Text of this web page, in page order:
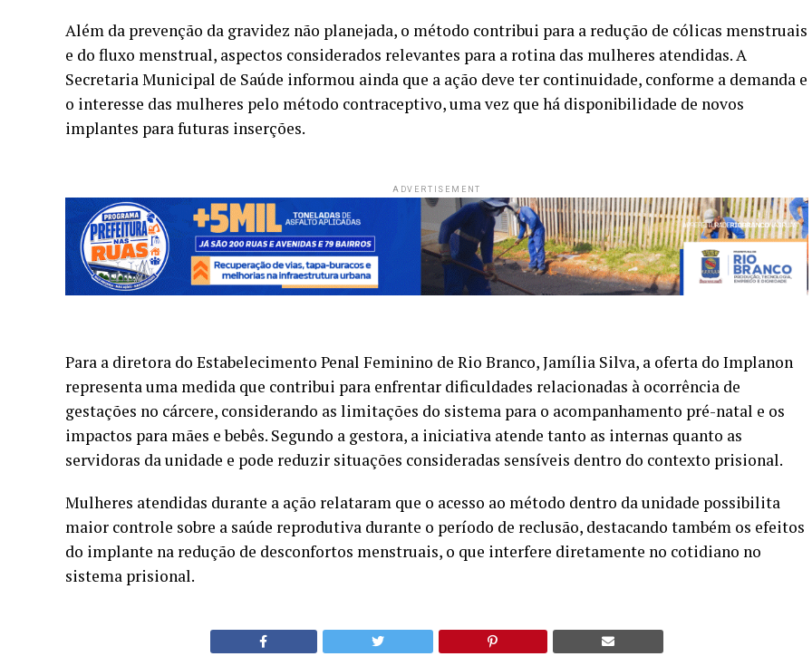
Além da prevenção da gravidez não planejada, o método contribui para a redução de cólicas menstruais
e do fluxo menstrual, aspectos considerados relevantes para a rotina das mulheres atendidas. A
Secretaria Municipal de Saúde informou ainda que a ação deve ter continuidade, conforme a demanda e
o interesse das mulheres pelo método contraceptivo, uma vez que há disponibilidade de novos
implantes para futuras inserções.
ADVERTISEMENT
Para a diretora do Estabelecimento Penal Feminino de Rio Branco, Jamília Silva, a oferta do Implanon
representa uma medida que contribui para enfrentar dificuldades relacionadas à ocorrência de
gestações no cárcere, considerando as limitações do sistema para o acompanhamento pré-natal e os
impactos para mães e bebês. Segundo a gestora, a iniciativa atende tanto as internas quanto as
servidoras da unidade e pode reduzir situações consideradas sensíveis dentro do contexto prisional.
Mulheres atendidas durante a ação relataram que o acesso ao método dentro da unidade possibilita
maior controle sobre a saúde reprodutiva durante o período de reclusão, destacando também os efeitos
do implante na redução de desconfortos menstruais, o que interfere diretamente no cotidiano no
sistema prisional.